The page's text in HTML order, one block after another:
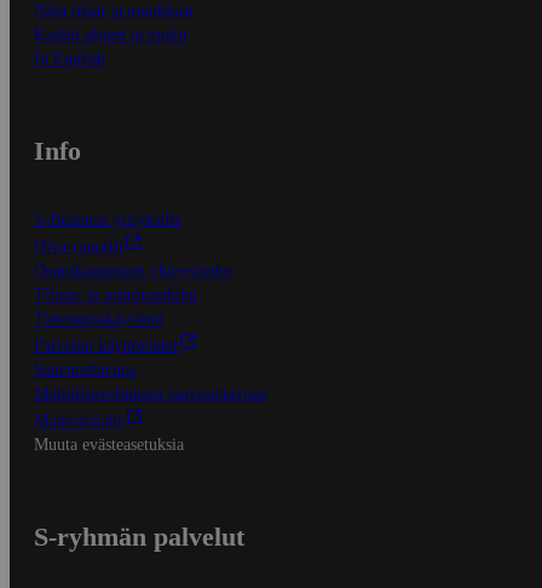
Näin tilaat ja muokkaat
Kaikki ohjeet ja vinkit
In English
Info
S-Business yrityksille
Oiva-raportit
Osuuskauppojen yhteystiedot
Tilaus- ja toimitusehdot
Tietosuojakäytäntö
Palvelun käyttöehdot
Saavutettavuus
Mobiilisovelluksen saavutettavuus
Mainostajalle
Muuta evästeasetuksia
S-ryhmän palvelut